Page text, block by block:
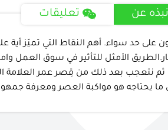
نبذه عن تعليقات
على حد سواء. أهم النقاط التي تميّز
الأمثل للتأثير في سوق العمل
بعد ذلك من قِصر عمر العلامة
ما يحتاجه هو مواكبة العصر ومعرفة